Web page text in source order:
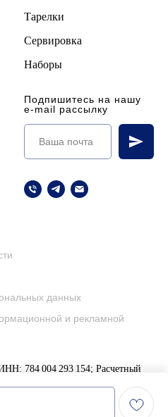
Тарелки
Сервировка
Наборы
Подпишитесь на нашу
e-mail рассылку
данных
и рекламной
784 004 293 154; Расчетный